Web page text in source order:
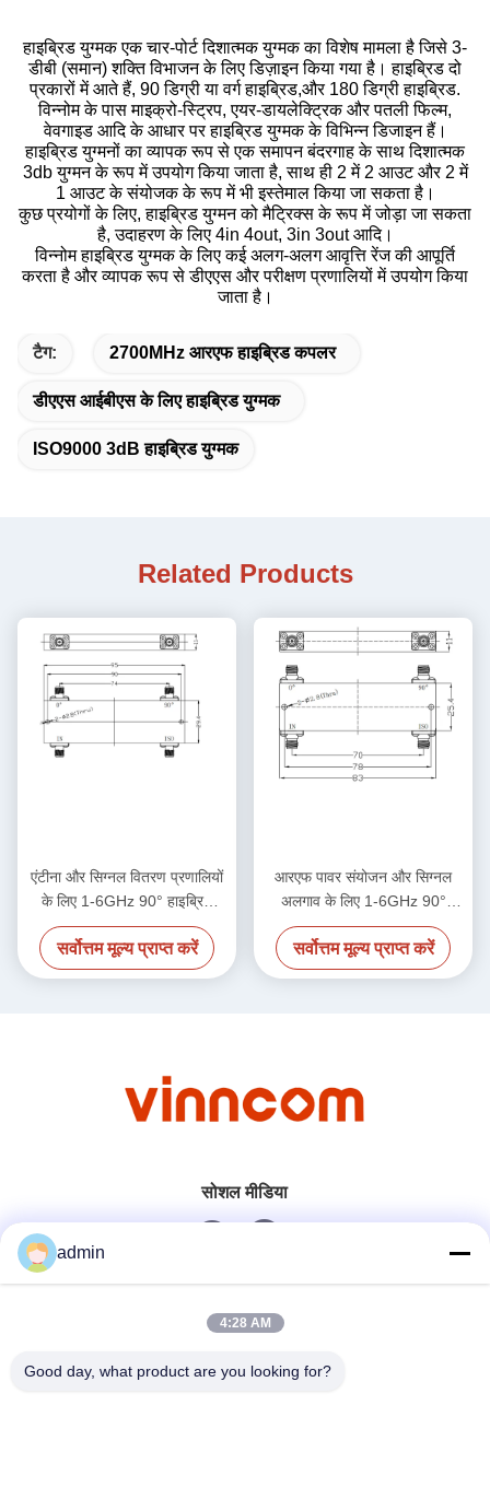
हाइब्रिड युग्मक एक चार-पोर्ट दिशात्मक युग्मक का विशेष मामला है जिसे 3-
डीबी (समान) शक्ति विभाजन के लिए डिज़ाइन किया गया है। हाइब्रिड दो
प्रकारों में आते हैं, 90 डिग्री या वर्ग हाइब्रिड,और 180 डिग्री हाइब्रिड.
विन्नोम के पास माइक्रो-स्ट्रिप, एयर-डायलेक्ट्रिक और पतली फिल्म,
वेवगाइड आदि के आधार पर हाइब्रिड युग्मक के विभिन्न डिजाइन हैं।
हाइब्रिड युग्मनों का व्यापक रूप से एक समापन बंदरगाह के साथ दिशात्मक
3db युग्मन के रूप में उपयोग किया जाता है, साथ ही 2 में 2 आउट और 2 में
1 आउट के संयोजक के रूप में भी इस्तेमाल किया जा सकता है।
कुछ प्रयोगों के लिए, हाइब्रिड युग्मन को मैट्रिक्स के रूप में जोड़ा जा सकता
है, उदाहरण के लिए 4in 4out, 3in 3out आदि।
विन्नोम हाइब्रिड युग्मक के लिए कई अलग-अलग आवृत्ति रेंज की आपूर्ति
करता है और व्यापक रूप से डीएएस और परीक्षण प्रणालियों में उपयोग किया
जाता है।
टैग: 2700MHz आरएफ हाइब्रिड कपलर
डीएएस आईबीएस के लिए हाइब्रिड युग्मक
ISO9000 3dB हाइब्रिड युग्मक
Related Products
एंटीना और सिग्नल वितरण प्रणालियों
के लिए 1-6GHz 90° हाइब्रिड
युग्मक
सर्वोत्तम मूल्य प्राप्त करें
आरएफ पावर संयोजन और सिग्नल
अलगाव के लिए 1-6GHz 90°
हाइब्रिड कपलर
सर्वोत्तम मूल्य प्राप्त करें
सोशल मीडिया
त्वरित संपर्क
admin
4:28 AM
Good day, what product are you looking for?